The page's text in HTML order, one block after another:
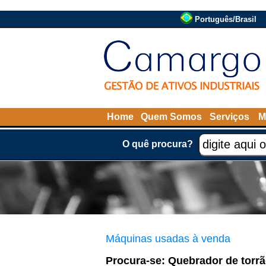
Português/Brasil
Home Quem Somos Serviços
O quê procura?
Máquinas usadas à venda
Procura-se: Quebrador de